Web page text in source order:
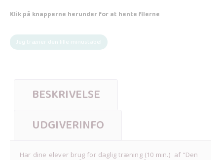
Klik på knapperne herunder for at hente filerne
Jeg træner den lille minustabel
BESKRIVELSE
UDGIVERINFO
Har dine elever brug for daglig træning (10 min.) af “Den